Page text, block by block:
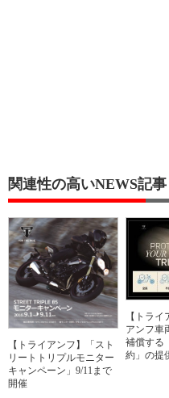
関連性の高いNEWS記事
【トライアンフ】「スト
リートトリプルモニター
キャンペーン」9/11まで
開催
【トラ
アンフ車
補償する
約」の提